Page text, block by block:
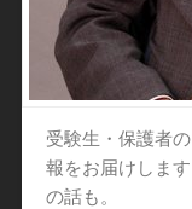
受験生・保護者
報をお届けしま
の話も。